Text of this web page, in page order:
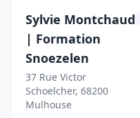
Sylvie Montchaud
| Formation
Snoezelen
37 Rue Victor
Schoelcher, 68200
Mulhouse